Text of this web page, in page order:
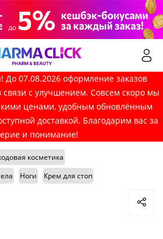
07.08.2026 оформление заказов
связи с улучшением. Совсем скоро мы
ценами, удобным обновлённым
доставкой. Благодарим вас за
и понимание!
косметика
Ноги Крем для стоп